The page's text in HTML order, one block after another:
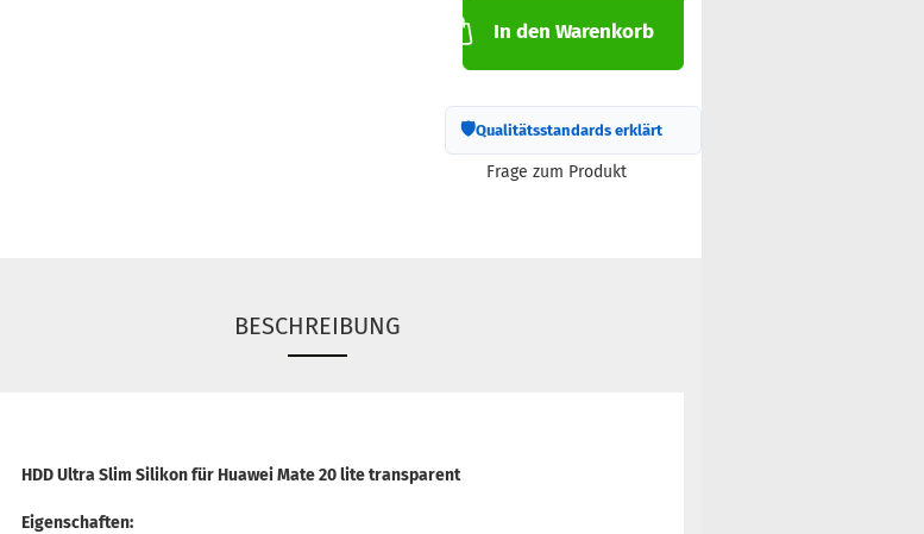
In den Warenkorb
🛡Qualitätsstandards erklärt
Frage zum Produkt
BESCHREIBUNG
HDD Ultra Slim Silikon für Huawei Mate 20 lite transparent
Eigenschaften: